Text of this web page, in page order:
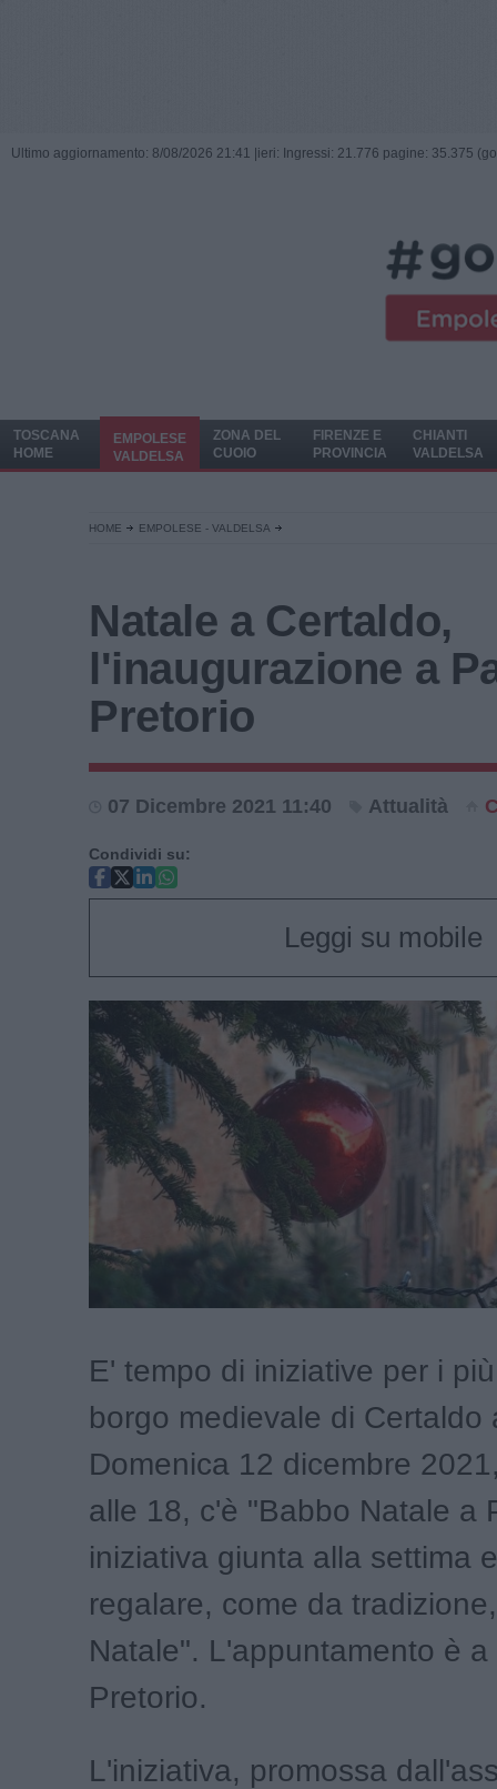
Ultimo aggiornamento: 8/08/2026 21:41 | ieri: Ingressi: 21.776 pagine: 35.375
TOSCANA
HOME
EMPOLESE
VALDELSA
ZONA DEL
CUOIO
FIRENZE E
PROVINCIA
CHIANTI
VALDELSA
HOME EMPOLESE - VALDELSA
Natale a Certaldo,
l'inaugurazione a
Pretorio
07 Dicembre 2021 11:40 Attualità
Condividi su:
Leggi su mobile
E' tempo di iniziative per i
borgo medievale di Certaldo
Domenica 12 dicembre
alle 18, c'è "Babbo Natale a
iniziativa giunta alla settima
regalare, come da
Natale". L'appuntamento è
Pretorio.
L'iniziativa, promossa